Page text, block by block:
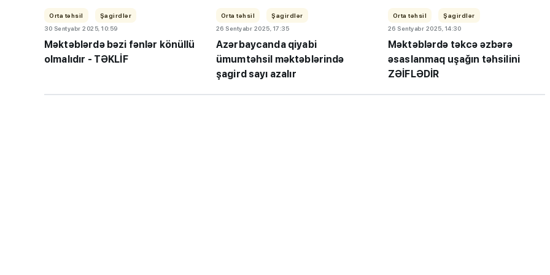
Orta təhsil
Şagirdlər
30 Sentyabr 2025, 10:59
Məktəblərdə bəzi fənlər könüllü
olmalıdır - TƏKLİF
Orta təhsil
Şagirdlər
26 Sentyabr 2025, 17:35
Azərbaycanda qiyabi
ümumtəhsil məktəblərində
şagird sayı azalır
Orta təhsil
Şagirdlər
26 Sentyabr 2025, 14:30
Məktəblərdə təkcə əzbərə
əsaslanmaq uşağın təhsilini
ZƏİFLƏDİR